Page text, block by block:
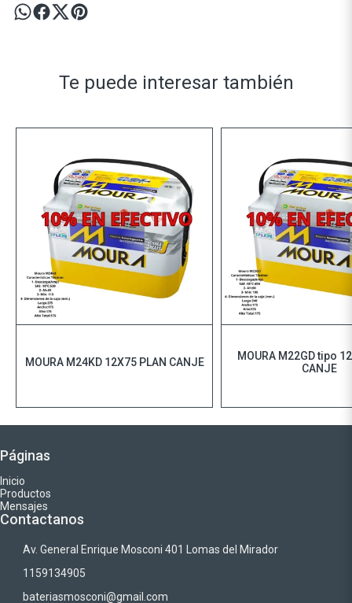
Te puede interesar también
MOURA M24KD 12X75 PLAN CANJE
MOURA M22GD tipo
CANJE
Páginas
Inicio
Productos
Mensajes
Contactanos
Av. General Enrique Mosconi 401 Lomas del Mirador
1159134905
bateriasmosconi@gmail.com